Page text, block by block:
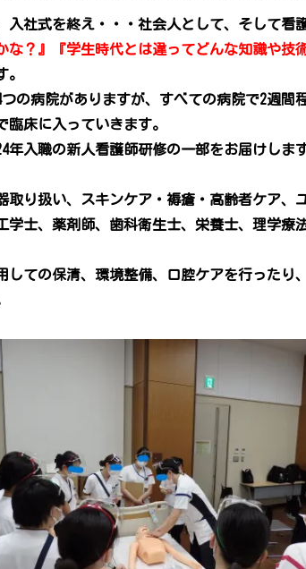
入社式を終え・・・社会人として、そして看
な？』『学生時代とは違ってどんな知識や技
。
の病院がありますが、すべての病院で2週間
床に入っていきます。
年入職の新人看護師研修の一部をお届けします
取り扱い、スキンケア・褥瘡・高齢者ケア、
学士、薬剤師、歯科衛生士、栄養士、理学療
しての保清、環境整備、口腔ケアを行ったり